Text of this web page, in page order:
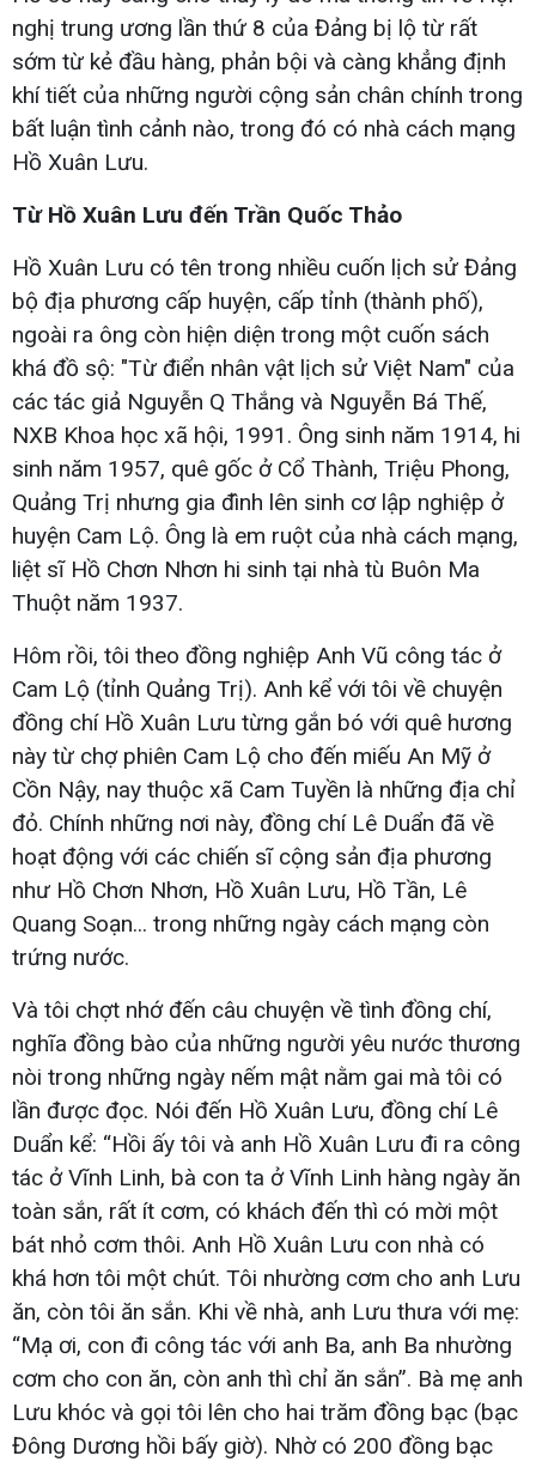
nghị trung ương lần thứ 8 của Đảng bị lộ từ rất
sớm từ kẻ đầu hàng, phản bội và càng khẳng định
khí tiết của những người cộng sản chân chính trong
bất luận tình cảnh nào, trong đó có nhà cách mạng
Hồ Xuân Lưu.
Từ Hồ Xuân Lưu đến Trần Quốc Thảo
Hồ Xuân Lưu có tên trong nhiều cuốn lịch sử Đảng
bộ địa phương cấp huyện, cấp tỉnh (thành phố),
ngoài ra ông còn hiện diện trong một cuốn sách
khá đồ sộ: "Từ điển nhân vật lịch sử Việt Nam" của
các tác giả Nguyễn Q Thắng và Nguyễn Bá Thế,
NXB Khoa học xã hội, 1991. Ông sinh năm 1914, hi
sinh năm 1957, quê gốc ở Cổ Thành, Triệu Phong,
Quảng Trị nhưng gia đình lên sinh cơ lập nghiệp ở
huyện Cam Lộ. Ông là em ruột của nhà cách mạng,
liệt sĩ Hồ Chơn Nhơn hi sinh tại nhà tù Buôn Ma
Thuột năm 1937.
Hôm rồi, tôi theo đồng nghiệp Anh Vũ công tác ở
Cam Lộ (tỉnh Quảng Trị). Anh kể với tôi về chuyện
đồng chí Hồ Xuân Lưu từng gắn bó với quê hương
này từ chợ phiên Cam Lộ cho đến miếu An Mỹ ở
Cồn Nậy, nay thuộc xã Cam Tuyền là những địa chỉ
đỏ. Chính những nơi này, đồng chí Lê Duẩn đã về
hoạt động với các chiến sĩ cộng sản địa phương
như Hồ Chơn Nhơn, Hồ Xuân Lưu, Hồ Tần, Lê
Quang Soạn... trong những ngày cách mạng còn
trứng nước.
Và tôi chợt nhớ đến câu chuyện về tình đồng chí,
nghĩa đồng bào của những người yêu nước thương
nòi trong những ngày nếm mật nằm gai mà tôi có
lần được đọc. Nói đến Hồ Xuân Lưu, đồng chí Lê
Duẩn kể: “Hồi ấy tôi và anh Hồ Xuân Lưu đi ra công
tác ở Vĩnh Linh, bà con ta ở Vĩnh Linh hàng ngày ăn
toàn sắn, rất ít cơm, có khách đến thì có mời một
bát nhỏ cơm thôi. Anh Hồ Xuân Lưu con nhà có
khá hơn tôi một chút. Tôi nhường cơm cho anh Lưu
ăn, còn tôi ăn sắn. Khi về nhà, anh Lưu thưa với mẹ:
“Mạ ơi, con đi công tác với anh Ba, anh Ba nhường
cơm cho con ăn, còn anh thì chỉ ăn sắn”. Bà mẹ anh
Lưu khóc và gọi tôi lên cho hai trăm đồng bạc (bạc
Đông Dương hồi bấy giờ). Nhờ có 200 đồng bạc